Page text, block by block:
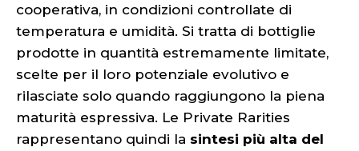
cooperativa, in condizioni controllate di
temperatura e umidità. Si tratta di bottiglie
prodotte in quantità estremamente limitate,
scelte per il loro potenziale evolutivo e
rilasciate solo quando raggiungono la piena
maturità espressiva. Le Private Rarities
rappresentano quindi la sintesi più alta del